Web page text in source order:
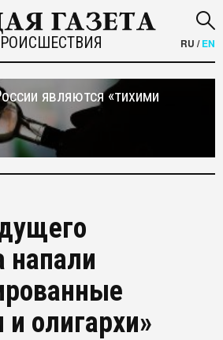
RU /EN
являются «тихими
напали
олигархи»